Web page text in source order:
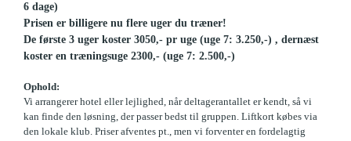
6 dage)
Prisen er billigere nu flere uger du træner!
De første 3 uger koster 3050,- pr uge (uge 7: 3.250,-) , dernæst
koster en træningsuge 2300,- (uge 7: 2.500,-)
Ophold:
Vi arrangerer hotel eller lejlighed, når deltagerantallet er kendt, så vi
kan finde den løsning, der passer bedst til gruppen. Liftkort købes via
den lokale klub. Priser afventes pt., men vi forventer en fordelagtig